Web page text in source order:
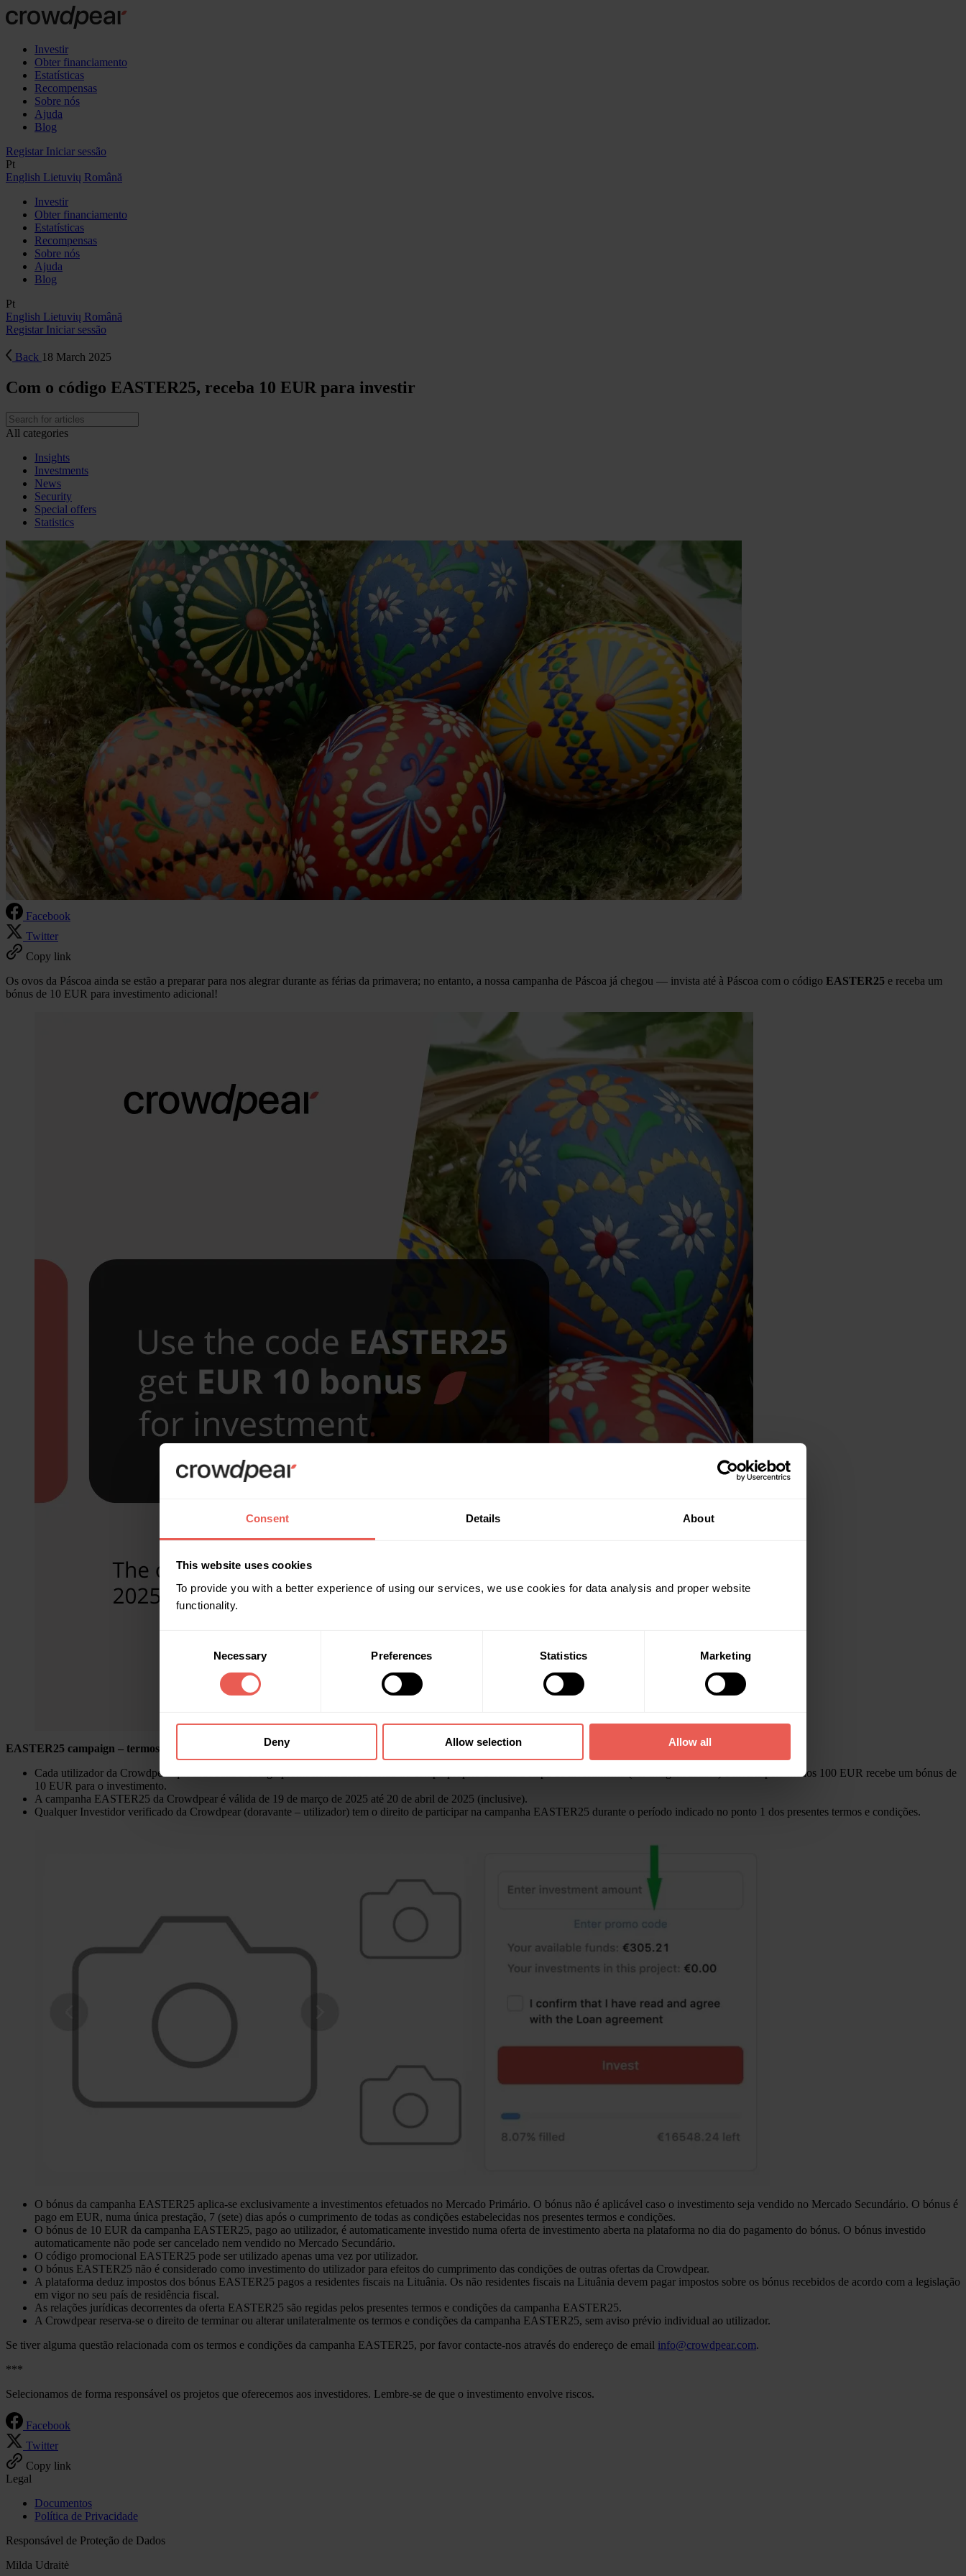
Consent Details About
This website uses cookies
To provide you with a better experience of using our services, we use cookies for data analysis and proper website
functionality.
Necessary Preferences Statistics Marketing
Deny Allow selection Allow all
Investir
Obter financiamento
Estatísticas
Recompensas
Sobre nós
Ajuda
Blog
Registar Iniciar sessão
Pt
English Lietuvių Română
Investir
Obter financiamento
Estatísticas
Recompensas
Sobre nós
Ajuda
Blog
Pt
English Lietuvių Română
Registar Iniciar sessão
Back 18 March 2025
Com o código EASTER25, receba 10 EUR para investir
All categories
Insights
Investments
News
Security
Special offers
Statistics
Facebook
Twitter
Copy link
Os ovos da Páscoa ainda se estão a preparar para nos alegrar durante as férias da primavera; no entanto, a nossa campanha de Páscoa já chegou — invista até à Páscoa com o código EASTER25 e receba um
bónus de 10 EUR para investimento adicional!
EASTER25 campaign – termos e condições
Cada utilizador da Crowdpear que introduza o código promocional EASTER25 no campo próprio durante a etapa de investimento (ver imagem abaixo) e invista pelo menos 100 EUR recebe um bónus de
10 EUR para o investimento.
A campanha EASTER25 da Crowdpear é válida de 19 de março de 2025 até 20 de abril de 2025 (inclusive).
Qualquer Investidor verificado da Crowdpear (doravante – utilizador) tem o direito de participar na campanha EASTER25 durante o período indicado no ponto 1 dos presentes termos e condições.
O bónus da campanha EASTER25 aplica-se exclusivamente a investimentos efetuados no Mercado Primário. O bónus não é aplicável caso o investimento seja vendido no Mercado Secundário. O bónus é
pago em EUR, numa única prestação, 7 (sete) dias após o cumprimento de todas as condições estabelecidas nos presentes termos e condições.
O bónus de 10 EUR da campanha EASTER25, pago ao utilizador, é automaticamente investido numa oferta de investimento aberta na plataforma no dia do pagamento do bónus. O bónus investido
automaticamente não pode ser cancelado nem vendido no Mercado Secundário.
O código promocional EASTER25 pode ser utilizado apenas uma vez por utilizador.
O bónus EASTER25 não é considerado como investimento do utilizador para efeitos do cumprimento das condições de outras ofertas da Crowdpear.
A plataforma deduz impostos dos bónus EASTER25 pagos a residentes fiscais na Lituânia. Os não residentes fiscais na Lituânia devem pagar impostos sobre os bónus recebidos de acordo com a legislação
em vigor no seu país de residência fiscal.
As relações jurídicas decorrentes da oferta EASTER25 são regidas pelos presentes termos e condições da campanha EASTER25.
A Crowdpear reserva-se o direito de terminar ou alterar unilateralmente os termos e condições da campanha EASTER25, sem aviso prévio individual ao utilizador.
Se tiver alguma questão relacionada com os termos e condições da campanha EASTER25, por favor contacte-nos através do endereço de email info@crowdpear.com.
***
Selecionamos de forma responsável os projetos que oferecemos aos investidores. Lembre-se de que o investimento envolve riscos.
Facebook
Twitter
Copy link
Legal
Documentos
Política de Privacidade
Responsável de Proteção de Dados
Milda Udraitė